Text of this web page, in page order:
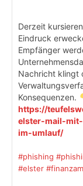
Derzeit
Eindruck
Empfänger
Nachricht klingt
Konsequenzen.
https://
elster-mail-
im-umlauf/
#phishing
#elster